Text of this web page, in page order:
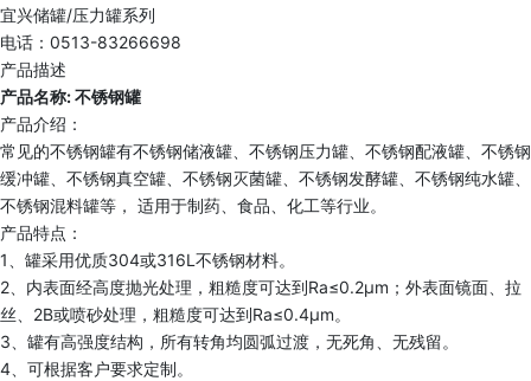
宜兴储罐/压力罐系列
电话：0513-83266698
产品描述
产品名称: 不锈钢罐
产品介绍：
常见的不锈钢罐有不锈钢储液罐、不锈钢压力罐、不锈钢配液罐、不锈钢
缓冲罐、不锈钢真空罐、不锈钢灭菌罐、不锈钢发酵罐、不锈钢纯水罐、
不锈钢混料罐等， 适用于制药、食品、化工等行业。
产品特点：
1、罐采用优质304或316L不锈钢材料。
2、内表面经高度抛光处理，粗糙度可达到Ra≤0.2μm；外表面镜面、拉
丝、2B或喷砂处理，粗糙度可达到Ra≤0.4μm。
3、罐有高强度结构，所有转角均圆弧过渡，无死角、无残留。
4、可根据客户要求定制。